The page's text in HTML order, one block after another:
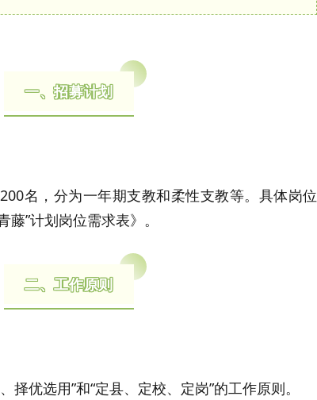
一、招募计划
名，分为一年期支教和柔性支教等。具体岗位
”计划岗位需求表》。
二、工作原则
优选用”和“定县、定校、定岗”的工作原则。